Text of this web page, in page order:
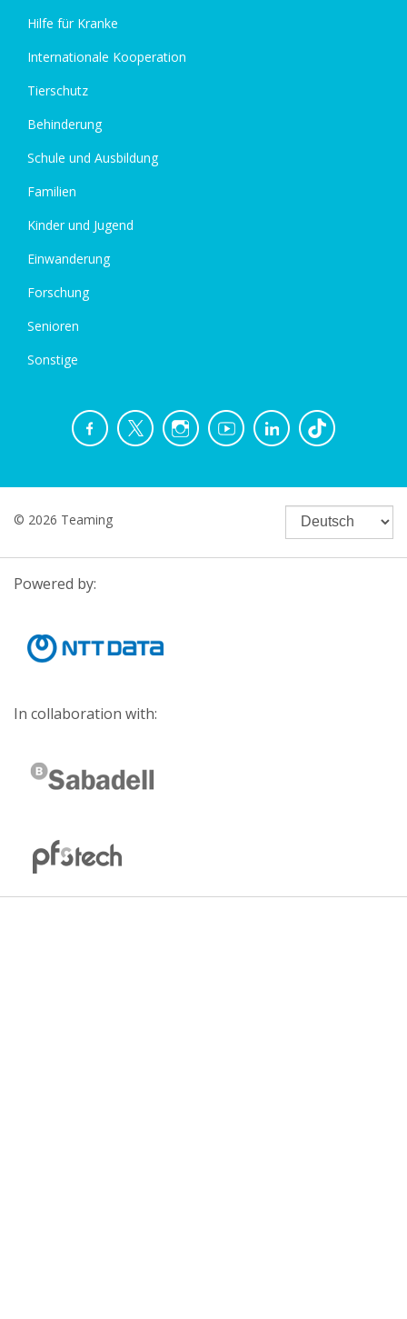
Hilfe für Kranke
Internationale Kooperation
Tierschutz
Behinderung
Schule und Ausbildung
Familien
Kinder und Jugend
Einwanderung
Forschung
Senioren
Sonstige
© 2026 Teaming
Powered by:
In collaboration with: